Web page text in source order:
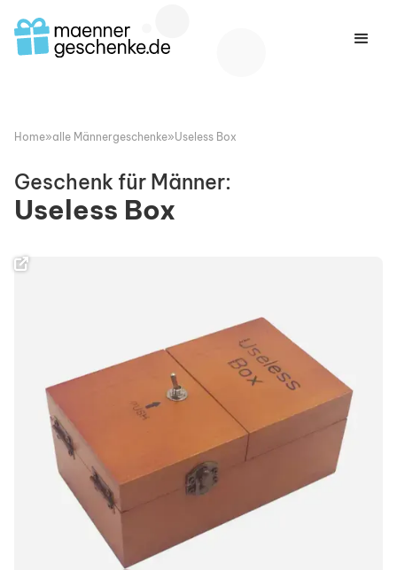
Home»alle Männergeschenke»Useless Box
Geschenk für Männer:
Useless Box